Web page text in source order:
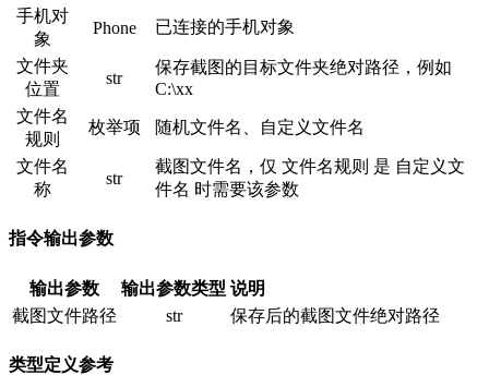
手机对
象
Phone 已连接的手机对象
文件夹
位置
str
保存截图的目标文件夹绝对路径，例如
C:\xx
文件名
规则
枚举项 随机文件名、自定义文件名
文件名
称
str
截图文件名，仅 文件名规则 是 自定义文
件名 时需要该参数
指令输出参数
输出参数 输出参数类型 说明
截图文件路径
str 保存后的截图文件绝对路径
类型定义参考